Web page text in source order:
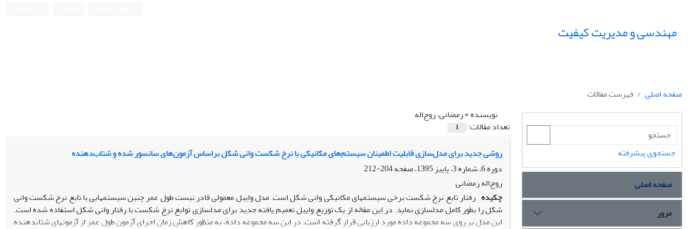
مهندسی و مدیریت کیفیت
صفحه اصلی
فهرست مقالات
نویسنده =رمضانی، روح‌اله
تعداد مقالات:
1
روشی جدید برای مدل‌سازی قابلیت اطمینان سیستم‌های مکانیکی با نرخ شکست وانی شکل براساس آزمون‌های سانسور شده و شتاب‌دهنده
دوره 6، شماره 3، پاییز 1395، صفحه
204-212
روح‌اله رمضانی
چکیده رفتار تابع نرخ شکست برخی سیستم­های مکانیکی وانی شکل است. مدل وایبل معمولی قادر نیست طول عمر چنین سیستم­هایی با تابع نرخ شکست وانی
شکل را بطور کامل مدل­سازی نماید. در این مقاله از یک توزیع وایبل تعمیم یافته جدید برای مدل­سازی توابع نرخ شکست با رفتار وانی شکل استفاده شده است.
این مدل بر روی سه مجموعه داده مورد ارزیابی قرار گرفته است. در این سه مجموعه داده، به منظور کاهش زمان اجرای آزمون طول عمر از آزمون­های شتاب­دهنده
جستجوی پیشرفته
صفحه اصلی
مرور